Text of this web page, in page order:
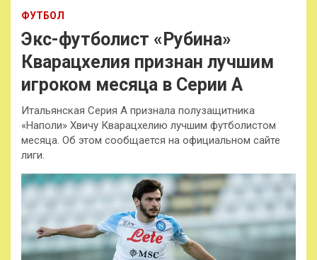
ФУТБОЛ
Экс-футболист «Рубина»
Кварацхелия признан лучшим
игроком месяца в Серии А
Итальянская Серия А признала полузащитника
«Наполи» Хвичу Кварацхелию лучшим футболистом
месяца. Об этом сообщается на официальном сайте
лиги.